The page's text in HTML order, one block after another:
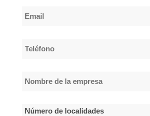
Email
Teléfono
Nombre
Número